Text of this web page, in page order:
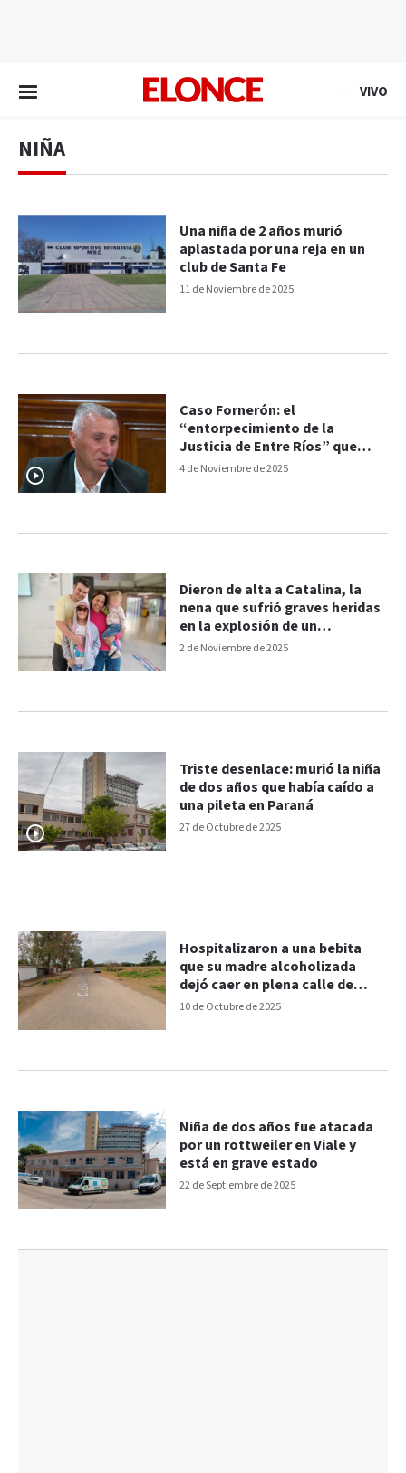
VIVO
NIÑA
11 de Noviembre de 2025
Una niña de 2 años murió
aplastada por una reja en un
club de Santa Fe
4 de Noviembre de 2025
Caso Fornerón: el
“entorpecimiento de la
Justicia de Entre Ríos” que
avaló la adopción ilegal y
2 de Noviembre de 2025
Dieron de alta a Catalina, la
nena que sufrió graves heridas
en la explosión de un
experimento en Buenos Aires
27 de Octubre de 2025
Triste desenlace: murió la niña
de dos años que había caído a
una pileta en Paraná
10 de Octubre de 2025
Hospitalizaron a una bebita
que su madre alcoholizada
dejó caer en plena calle de
Paraná
22 de Septiembre de 2025
Niña de dos años fue atacada
por un rottweiler en Viale y
está en grave estado